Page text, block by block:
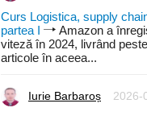
Curs Logistica, supply
partea I
Amazon a
viteză în 2024, livrând
articole în aceea...
Iurie Barbaroș 2026-